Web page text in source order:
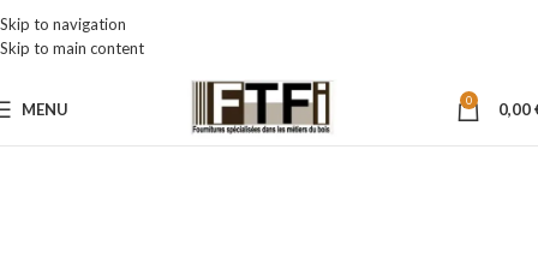
Skip to navigation
Skip to main content
MENU 0 0,00